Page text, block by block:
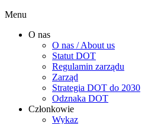
Menu
O nas
O nas / About us
Statut DOT
Regulamin zarządu
Zarząd
Strategia DOT do 2030
Odznaka DOT
Członkowie
Wykaz